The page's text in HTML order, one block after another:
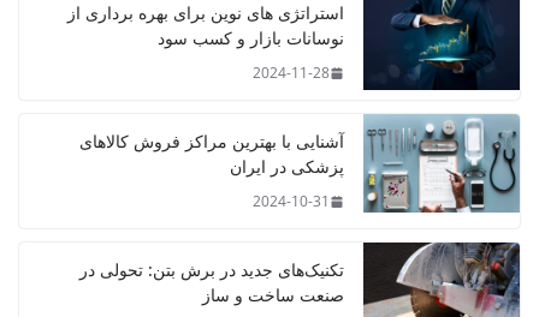
استراتژی‌ های نوین برای بهره‌ برداری از
نوسانات بازار و کسب سود
2024-11-28
آشنایی با بهترین مراکز فروش کالاهای
پزشکی در ایران
2024-10-31
تکنیک‌های جدید در برش بتن: تحولی در
صنعت ساخت و ساز